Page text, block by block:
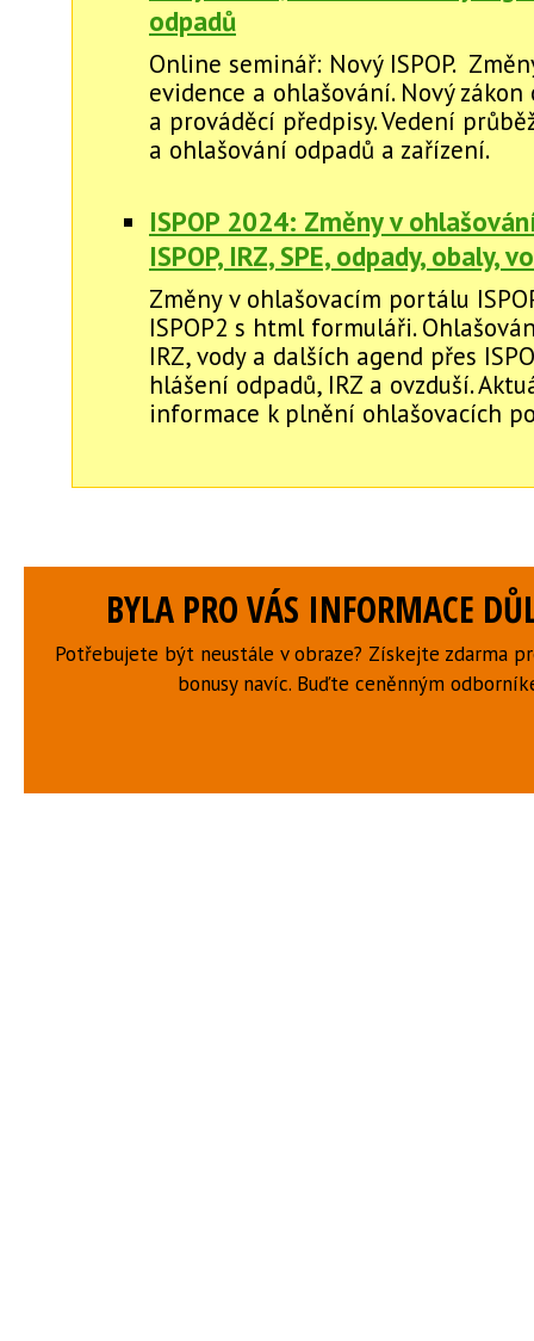
odpadů
Online seminář: Nový ISPOP.
evidence a ohlašování. Nový zákon
a prováděcí předpisy. Vedení
a ohlašování odpadů a zařízení.
ISPOP 2024: Změny v
ISPOP, IRZ, SPE, odpady, obaly,
Změny v ohlašovacím portálu
ISPOP2 s html formuláři.
IRZ, vody a dalších agend přes
hlášení odpadů, IRZ a ovzduší.
informace k plnění ohlašovacích
BYLA PRO VÁS INFORMACE
Potřebujete být neustále v obraze? Získejte zdarma
bonusy navíc. Buďte ceněnným